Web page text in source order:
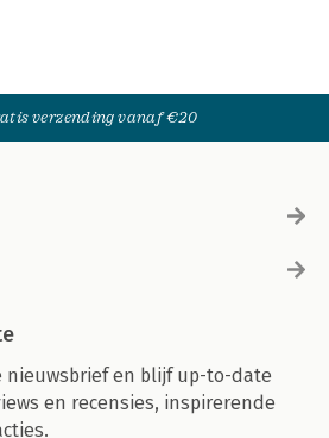
verzending vanaf €20
nieuwsbrief en blijf up-to-date
en recensies, inspirerende